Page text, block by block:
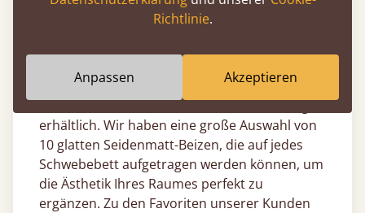
Schwebebetten erhältlich?
handgefertigten Bettgestellen , in 17
verschiedenen wunderschönen Ausführungen
erhältlich. Wir haben eine große Auswahl von
10 glatten Seidenmatt-Beizen, die auf jedes
Schwebebett aufgetragen werden können, um
die Ästhetik Ihres Raumes perfekt zu
ergänzen. Zu den Favoriten unserer Kunden
Richtlinie.
Anpassen Akzeptieren